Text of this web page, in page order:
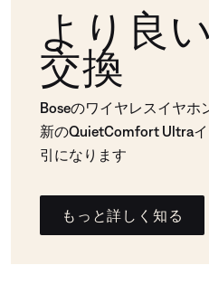
より良
交換
Boseのワイヤレスイヤ
新のQuietComfort Ultra
引になります
もっと詳しく知る